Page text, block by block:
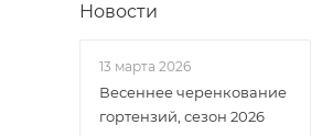
Новости
13 марта 2026
Весеннее черенкование
гортензий, сезон 2026